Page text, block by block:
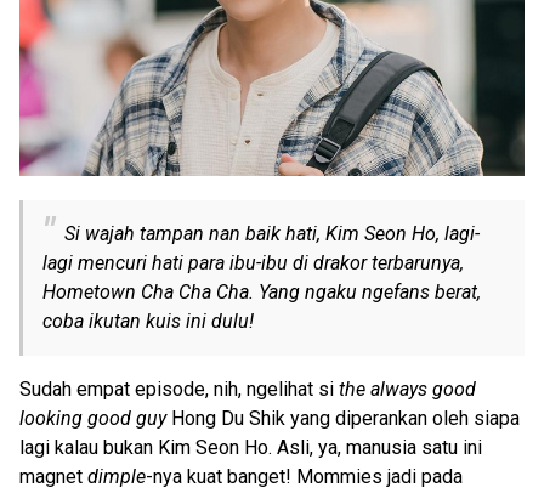
Si wajah tampan nan baik hati, Kim Seon Ho, lagi-
lagi mencuri hati para ibu-ibu di drakor terbarunya,
Hometown Cha Cha Cha. Yang ngaku ngefans berat,
coba ikutan kuis ini dulu!
Sudah empat episode, nih, ngelihat si the always good
looking good guyHong Du Shik yang diperankan oleh siapa
lagi kalau bukan Kim Seon Ho. Asli, ya, manusia satu ini
magnet dimple-nya kuat banget! Mommies jadi pada